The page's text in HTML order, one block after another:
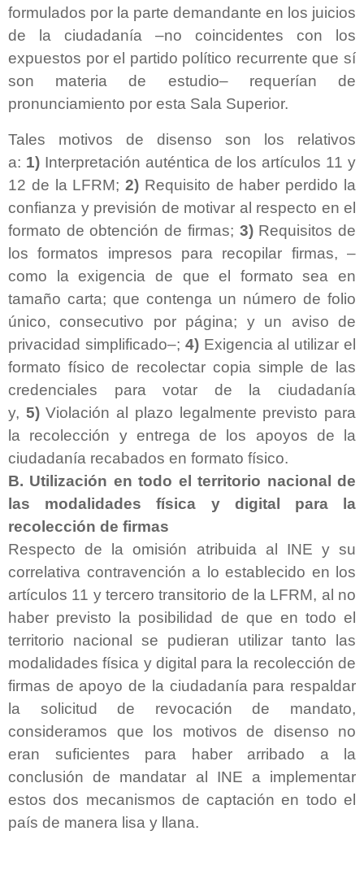
formulados por la parte demandante en los juicios
de la ciudadanía –no coincidentes con los
expuestos por el partido político recurrente que sí
son materia de estudio– requerían de
pronunciamiento por esta Sala Superior.
Tales motivos de disenso son los relativos
a: 1)Interpretación auténtica de los artículos 11 y
12 de la LFRM;2) Requisito de haber perdido la
confianza y previsión de motivar al respecto en el
formato de obtención de firmas; 3)Requisitos de
los formatos impresos para recopilar firmas, –
como la exigencia de que el formato sea en
tamaño carta; que contenga un número de folio
único, consecutivo por página; y un aviso de
privacidad simplificado–; 4)Exigencia al utilizar el
formato físico de recolectar copia simple de las
credenciales para votar de la ciudadanía
y, 5) Violación al plazo legalmente previsto para
la recolección y entrega de los apoyos de la
ciudadanía recabados en formato físico.
B. Utilización en todo el territorio nacional de
las modalidades física y digital para la
recolección de firmas
Respecto de la omisión atribuida al INE y su
correlativa contravención a lo establecido en los
artículos 11 y tercero transitorio de la LFRM, al no
haber previsto la posibilidad de que en todo el
territorio nacional se pudieran utilizar tanto las
modalidades física y digital para la recolección de
firmas de apoyo de la ciudadanía para respaldar
la solicitud de revocación de mandato,
consideramos que los motivos de disenso no
eran suficientes para haber arribado a la
conclusión de mandatar al INE a implementar
estos dos mecanismos de captación en todo el
país de manera lisa y llana.